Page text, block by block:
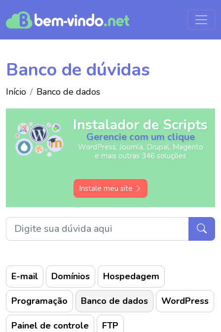
Banco de dúvidas
Início Banco de dados
Instalador de Scripts
Gerencie com um clique
WordPress, Joomla, Drupal, Magento
e mais outras 346 soluções
Instale meu site
E-mail Domínios Hospedagem
Programação Banco de dados WordPress
Painel de controle FTP